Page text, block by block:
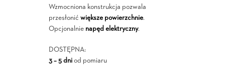
Wzmocniona konstrukcja pozwala
przesłonić większe powierzchnie.
Opcjonalnie napęd elektryczny.
DOSTĘPNA:
3 – 5 dniod pomiaru